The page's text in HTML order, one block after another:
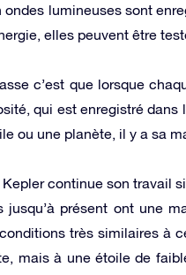
ondes lumineuses sont
elles peuvent être
c’est que lorsque
qui est enregistré dans
ou une planète, il y a sa
continue son travail
jusqu’à présent ont une
très similaires à
mais à une étoile de